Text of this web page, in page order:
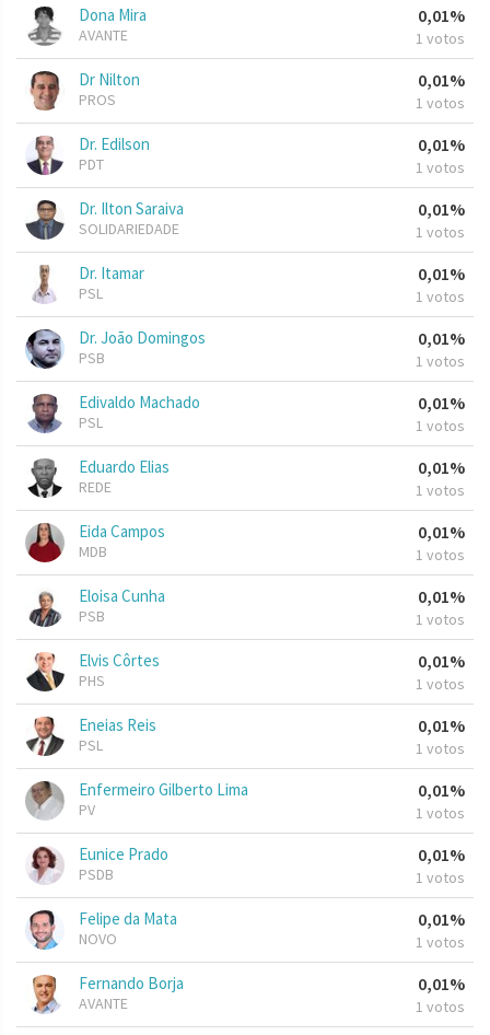
Dona Mira
AVANTE
0,01%
1 votos
Dr Nilton
PROS
0,01%
1 votos
Dr. Edilson
PDT
0,01%
1 votos
Dr. Ilton Saraiva
SOLIDARIEDADE
0,01%
1 votos
Dr. Itamar
PSL
0,01%
1 votos
Dr. João Domingos
PSB
0,01%
1 votos
Edivaldo Machado
PSL
0,01%
1 votos
Eduardo Elias
REDE
0,01%
1 votos
Eida Campos
MDB
0,01%
1 votos
Eloisa Cunha
PSB
0,01%
1 votos
Elvis Côrtes
PHS
0,01%
1 votos
Eneias Reis
PSL
0,01%
1 votos
Enfermeiro Gilberto Lima
PV
0,01%
1 votos
Eunice Prado
PSDB
0,01%
1 votos
Felipe da Mata
NOVO
0,01%
1 votos
Fernando Borja
AVANTE
0,01%
1 votos